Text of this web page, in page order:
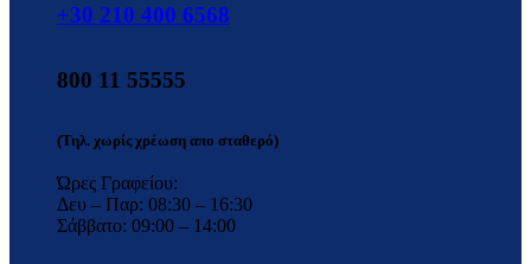
+30 210 400 6568
800 11 55555
(Τηλ. χωρίς χρέωση απο σταθερό)
Ώρες Γραφείου:
Δευ – Παρ: 08:30 – 16:30
Σάββατο: 09:00 – 14:00